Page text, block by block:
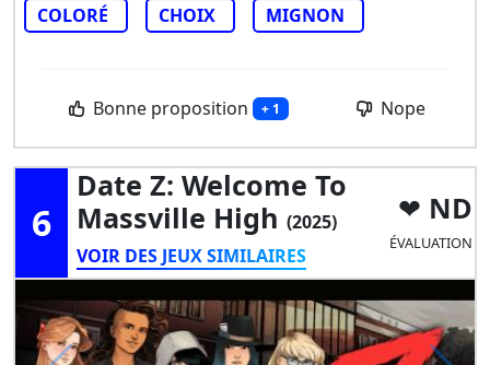
COLORÉ
CHOIX MIGNON
Bonne proposition + 1 Nope
6
Date Z: Welcome To
Massville High (2025)
VOIR DES JEUX SIMILAIRES
ND
ÉVALUATION